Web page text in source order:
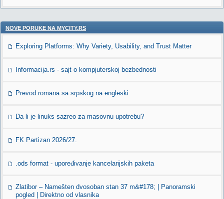
NOVE PORUKE NA MYCITY.RS
Exploring Platforms: Why Variety, Usability, and Trust Matter
Informacija.rs - sajt o kompjuterskoj bezbednosti
Prevod romana sa srpskog na engleski
Da li je linuks sazreo za masovnu upotrebu?
FK Partizan 2026/27.
.ods format - upoređivanje kancelarijskih paketa
Zlatibor – Namešten dvosoban stan 37 m&#178; | Panoramski
pogled | Direktno od vlasnika